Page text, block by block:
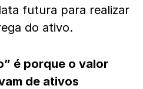
futura para realizar
do ativo.
é porque o valor
de ativos